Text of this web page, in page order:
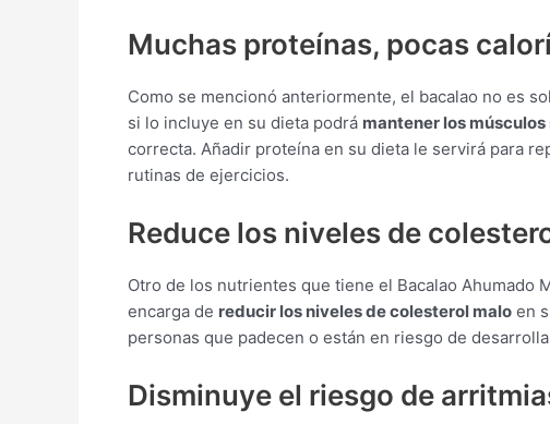
Muchas proteínas, pocas
Como se mencionó anteriormente, el bacalao no es
si lo incluye en su dieta podrá mantener los músculos
correcta. Añadir proteína en su dieta le servirá para
rutinas de ejercicios.
Reduce los niveles de
Otro de los nutrientes que tiene el Bacalao Ahumado
encarga de reducir los niveles de colesterol malo en
personas que padecen o están en riesgo de
Disminuye el riesgo de